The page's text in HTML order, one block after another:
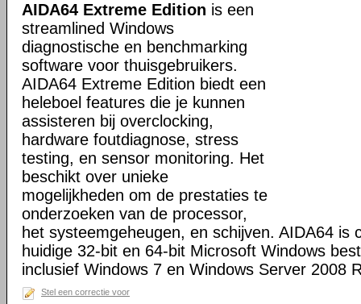
AIDA64 Extreme Edition is een
streamlined Windows
diagnostische en benchmarking
software voor thuisgebruikers.
AIDA64 Extreme Edition biedt een
heleboel features die je kunnen
assisteren bij overclocking,
hardware foutdiagnose, stress
testing, en sensor monitoring. Het
beschikt over unieke
mogelijkheden om de prestaties te
onderzoeken van de processor,
het systeemgeheugen, en schijven. AIDA64 is
huidige 32-bit en 64-bit Microsoft Windows
inclusief Windows 7 en Windows Server 2008
Stel een correctie voor